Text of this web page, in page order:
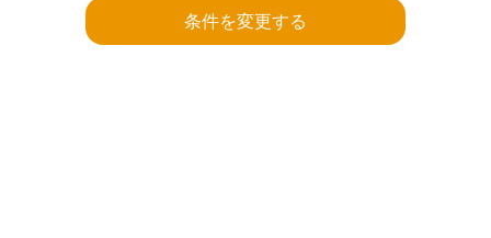
条件を変更する